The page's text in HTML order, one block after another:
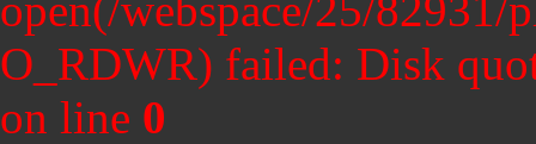
O_RDWR) failed: Disk
on line 0